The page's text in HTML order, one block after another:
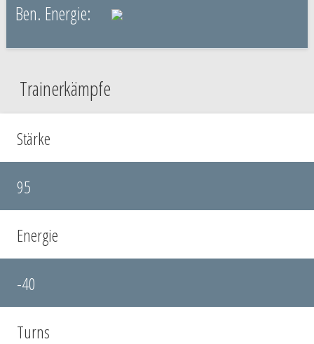
Trainerkämpfe
Stärke
95
Energie
-40
Turns